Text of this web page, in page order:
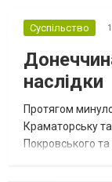
Суспільство
наслідки
Протягом
Краматорську
Покровського